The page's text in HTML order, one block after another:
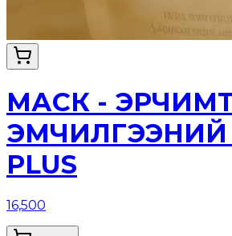
МАСК -
ЭМЧИЛГЭЭНИЙ
PLUS
16,500